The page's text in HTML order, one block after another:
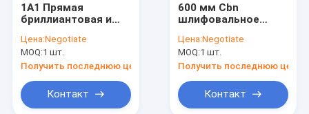
1А1 Прямая
бриллиантовая и
колеса
Термораспыляющее
покрытие
Цена:Negotiate
MOQ:1 шт.
Получить последнюю цену
Контакт
600 мм Cbn
шлифовальное
HVOF распыливает
30 кг/комплект
Цена:Negotiate
MOQ:1 шт.
Получить последнюю цену
Контакт